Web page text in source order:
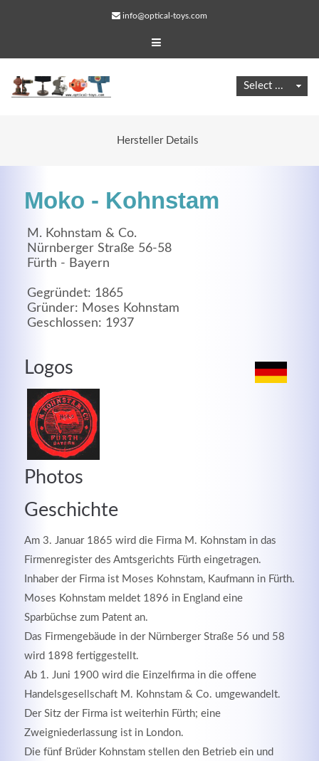
info@optical-toys.com
Hersteller Details
Moko - Kohnstam
M. Kohnstam & Co.
Nürnberger Straße 56-58
Fürth - Bayern
Gegründet: 1865
Gründer: Moses Kohnstam
Geschlossen: 1937
Logos
Photos
Geschichte
Am 3. Januar 1865 wird die Firma M. Kohnstam in das
Firmenregister des Amtsgerichts Fürth eingetragen.
Inhaber der Firma ist Moses Kohnstam, Kaufmann in Fürth.
Moses Kohnstam meldet 1896 in England eine
Sparbüchse zum Patent an.
Das Firmengebäude in der Nürnberger Straße 56 und 58
wird 1898 fertiggestellt.
Ab 1. Juni 1900 wird die Einzelfirma in die offene
Handelsgesellschaft M. Kohnstam & Co. umgewandelt.
Der Sitz der Firma ist weiterhin Fürth; eine
Zweigniederlassung ist in London.
Die fünf Brüder Kohnstamstellen den Betrieb ein und
Lorem ipsum dolor sit amet, consectetuer adipiscing
elit. Aenean commodo ligula eget dolor.
Good Service
Lorem ipsum dolor sit amet, consectetuer adipiscing
elit. Aenean commodo ligula eget dolor.
MEHR INFOS